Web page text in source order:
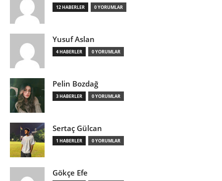
12 HABERLER 0 YORUMLAR
Yusuf Aslan
4 HABERLER 0 YORUMLAR
Pelin Bozdağ
3 HABERLER 0 YORUMLAR
Sertaç Gülcan
1 HABERLER 0 YORUMLAR
Gökçe Efe